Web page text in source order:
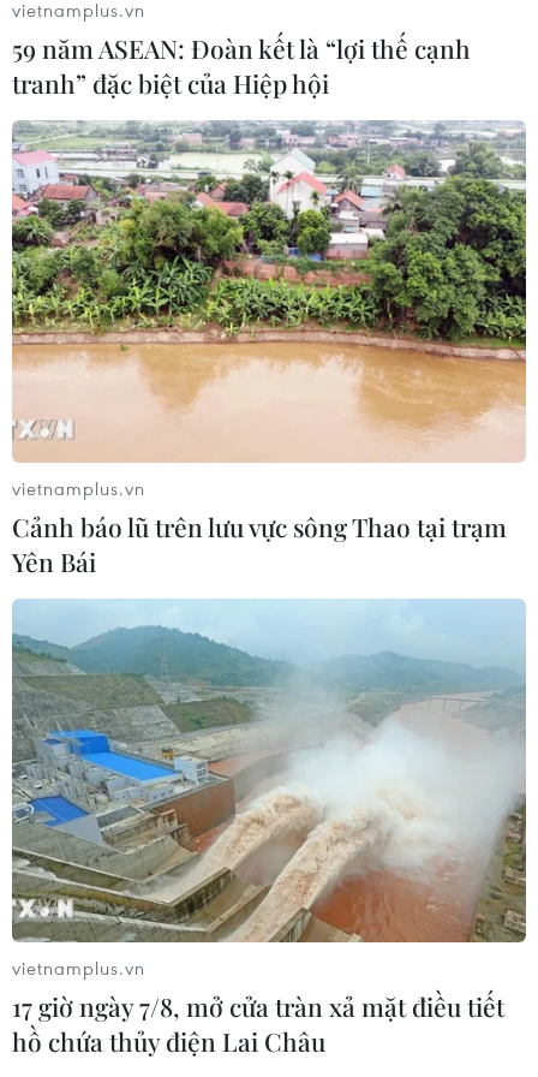
Khánh thành chùa Hoa Nghiêm tại
Đông Bắc Thái Lan, gìn giữ bản sắc
văn hóa Việt
21/07/2026 22:44
Lưu học sinh Việt Nam tại Thái Lan
về nguồn theo dấu chân Bác Hồ
20/07/2026 15:46
Xem thêm
CƠ QUAN CHỦ QUẢN: THÔNG TẤN XÃ VIỆT NAM
Tổng Biên tập: TRẦN TIẾN DUẨN
Phó Tổng Biên tập: NGUYỄN THỊ TÁM, KHÚC THANH
THỦY
Sở hữu trí tuệ
Quy định sử dụng
RSS
Hỗ trợ
Ngôn ngữ
TTXVN
Dịch vụ tin
Quảng cáo
Liên hệ
Giấy phép số: 1374/GP-BTTTT do Bộ Thông tin và Truyền thông
vietnamplus.vn
59 năm ASEAN: Đoàn kết là “lợi thế cạnh
tranh” đặc biệt của Hiệp hội
vietnamplus.vn
Cảnh báo lũ trên lưu vực sông Thao tại trạm
Yên Bái
vietnamplus.vn
17 giờ ngày 7/8, mở cửa tràn xả mặt điều tiết
hồ chứa thủy điện Lai Châu